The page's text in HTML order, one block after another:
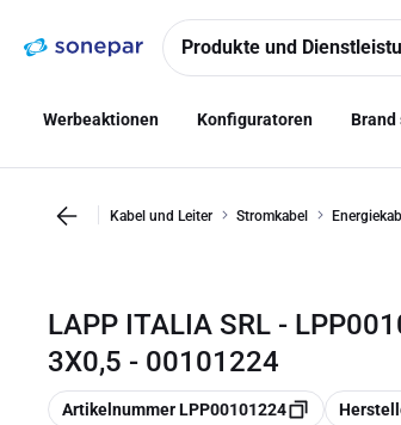
NavigationInhalt
Produkte und
Werbeaktionen Konfiguratoren Brand
Kabel und Leiter Stromkabel
LAPP ITALIA SRL -
3X0,5 - 00101224
Kopieren
Artikelnummer LPP00101224 Kopieren